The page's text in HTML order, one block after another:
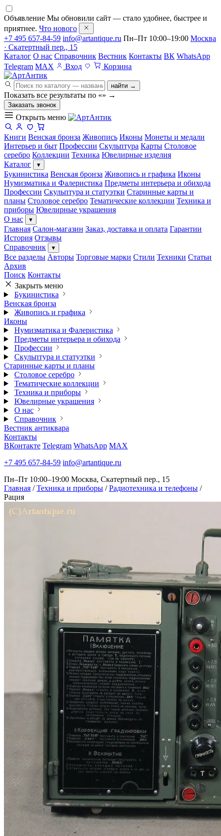
Объявление Мы обновили сайт — стало удобнее, быстрее и
приятнее. Что нового
+7 495 657-84-59 info@artantique.ru Пн–Пт 10:00–19:00 Москва
· Скатертный пер., 15
Каталог О нас Справочник Вестник Контакты ВК WhatsApp
Telegram MAX Вход Корзина
найти →
Показать все результаты по «» →
Заказать звонок
Открыть меню
Книги Венская бронза Живопись Иконы Монеты и медали
Интерьер и быт Профессии Скульптура Карты Столовое
серебро Коллекции Техника Ювелирные изделия
Каталог
▾
Букинистика Венская бронза Живопись и графика Иконы
Нумизматика и Фалеристика Предметы интерьера и обихода
Профессии Скульптура и статуэтки Старинные карты и
планы Столовое серебро Тематические коллекции Техника и
приборы Ювелирные украшения
О нас
▾
Главная Салон-магазин Заказ, доставка и оплата Гарантии
История Отзывы
Справочник
▾
Все разделы Авторы Торговые марки Стили Техники Статьи
Архив
Поиск Контакты
Закрыть меню
Букинистика
Венская бронза
Живопись и графика
Иконы
Нумизматика и Фалеристика
Предметы интерьера и обихода
Профессии
Скульптура и статуэтки
Старинные карты и планы
Столовое серебро
Тематические коллекции
Техника и приборы
Ювелирные украшения
О нас
Справочник
Вестник антиквара
Контакты
ВКонтакте Telegram WhatsApp MAX
+7 495 657-84-59 info@artantique.ru
Пн–Пт 10:00–19:00 Москва, Скатертный пер., 15
Главная / Техника и приборы / Радиотехника и телефоны /
Рация